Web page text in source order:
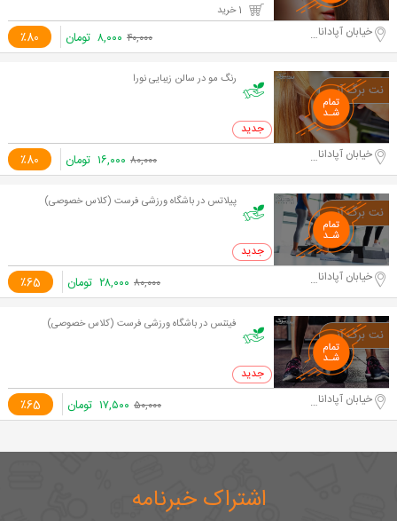
٪80 خیابان آپادانا دوم ۴۰,۰۰۰ ۸,۰۰۰ تومان
رنگ مو در سالن زیبایی نورا
0 خرید
٪80 خیابان آپادانا دوم ۸۰,۰۰۰ ۱۶,۰۰۰ تومان
پیلاتس در باشگاه ورزشی فرست (کلاس خصوصی)
0 خرید
٪65 خیابان آپادانا دوم ۸۰,۰۰۰ ۲۸,۰۰۰ تومان
فیتنس در باشگاه ورزشی فرست (کلاس خصوصی)
0 خرید
٪65 خیابان آپادانا دوم ۵۰,۰۰۰ ۱۷,۵۰۰ تومان
اشتراک خبرنامه